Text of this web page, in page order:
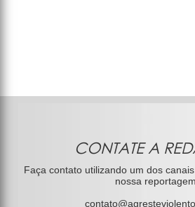
CONTATE A
Faça contato utilizando um dos
nossa reportagem.